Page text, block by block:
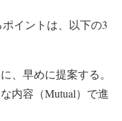
イントは、以下の3
、早めに提案する。
内容（Mutual）で進